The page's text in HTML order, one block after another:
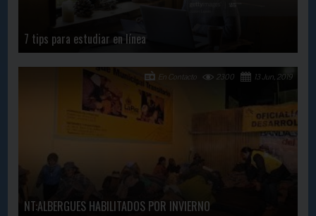
7 tips para estudiar en línea
NT:ALBERGUES HABILITADOS POR INVIERNO
13 Jun, 2019
2300
En Contacto